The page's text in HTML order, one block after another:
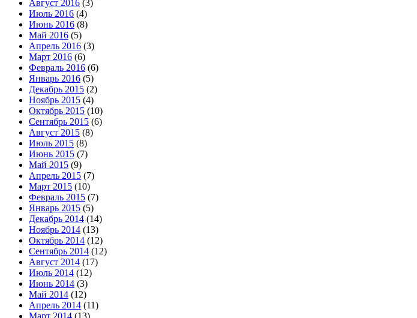
Август 2016 (3)
Июль 2016 (4)
Июнь 2016 (8)
Май 2016 (5)
Апрель 2016 (3)
Март 2016 (6)
Февраль 2016 (6)
Январь 2016 (5)
Декабрь 2015 (2)
Ноябрь 2015 (4)
Октябрь 2015 (10)
Сентябрь 2015 (6)
Август 2015 (8)
Июль 2015 (8)
Июнь 2015 (7)
Май 2015 (9)
Апрель 2015 (7)
Март 2015 (10)
Февраль 2015 (7)
Январь 2015 (5)
Декабрь 2014 (14)
Ноябрь 2014 (13)
Октябрь 2014 (12)
Сентябрь 2014 (12)
Август 2014 (17)
Июль 2014 (12)
Июнь 2014 (3)
Май 2014 (12)
Апрель 2014 (11)